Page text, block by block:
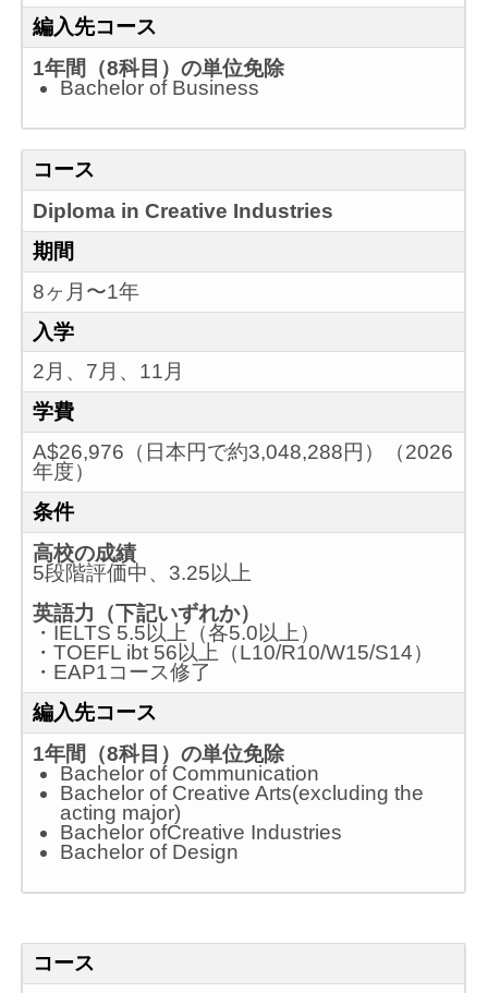
編入先コース
1年間（8科目）の単位免除
Bachelor of Business
コース
Diploma in Creative Industries
期間
8ヶ月〜1年
入学
2月、7月、11月
学費
A$26,976（日本円で約3,048,288円）（2026
年度）
条件
高校の成績
5段階評価中、3.25以上
英語力（下記いずれか）
・IELTS 5.5以上（各5.0以上）
・TOEFL ibt 56以上（L10/R10/W15/S14）
・EAP1コース修了
編入先コース
1年間（8科目）の単位免除
Bachelor of Communication
Bachelor of Creative Arts(excluding the
acting major)
Bachelor ofCreative Industries
Bachelor of Design
コース